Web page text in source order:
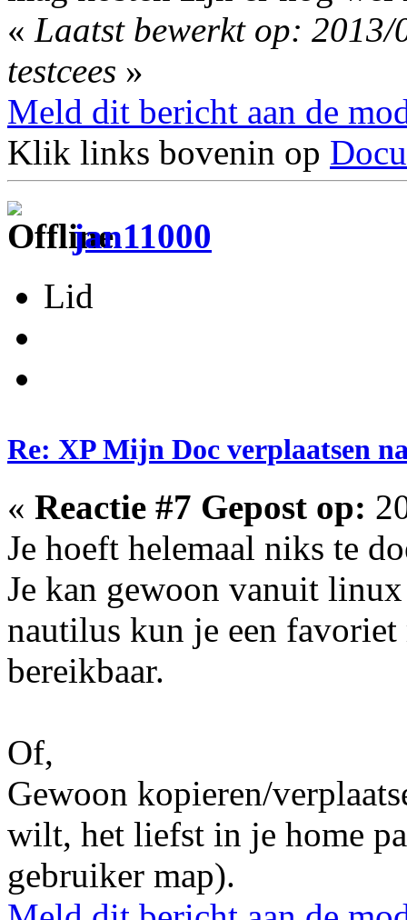
« Laatst bewerkt op:
testcees »
Meld dit bericht aan de
Klik links bovenin op
jan11000
Lid
Re: XP Mijn Doc verplaatsen
« Reactie #7 Gepost op:
Je hoeft helemaal niks te
Je kan gewoon vanuit
nautilus kun je een
bereikbaar.
Of,
Gewoon kopieren/
wilt, het liefst in je home
gebruiker map).